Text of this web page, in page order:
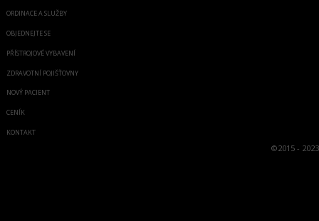
ORDINACE A SLUŽBY
OBJEDNEJTE SE
PŘÍSTROJOVÉ VYBAVENÍ
ZDRAVOTNÍ POJIŠŤOVNY
NOVÝ PACIENT
CENÍK
KONTAKT
©2015 - 2023